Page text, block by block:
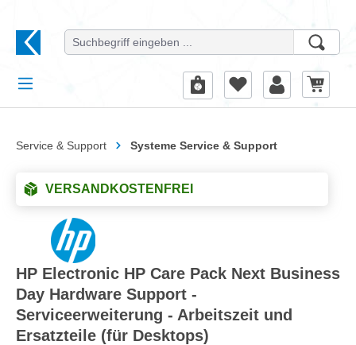
Service & Support Systeme Service & Support
VERSANDKOSTENFREI
HP Electronic HP Care Pack Next Business
Day Hardware Support -
Serviceerweiterung - Arbeitszeit und
Ersatzteile (für Desktops)